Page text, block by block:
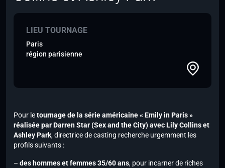
LIEU TOURNAGE
Paris
région parisienne
Pour letournage de la série américaine « Emily in Paris »
réalisée par Darren Star (Sex and the City)avec Lily Collins et
Ashley Park, directrice de casting recherche urgemment les
profils suivants :
– des hommes et femmes 35/60 ans, pour incarner de riches